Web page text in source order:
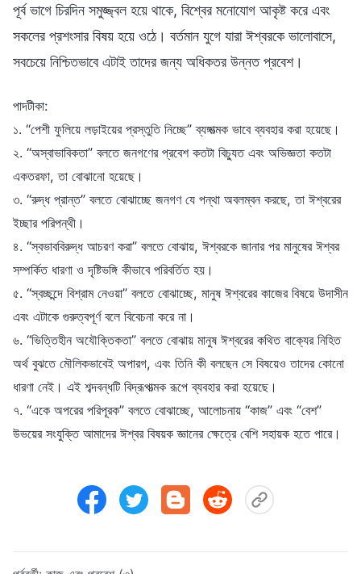
পূর্ব ভাগে চিরদিন সমুজ্জ্বল হয়ে থাকে, বিশ্বের মনোযোগ আকৃষ্ট করে এবং
সকলের প্রশংসার বিষয় হয়ে ওঠে। বর্তমান যুগে যারা ঈশ্বরকে ভালোবাসে,
সবচেয়ে নিশ্চিতভাবে এটাই তাদের জন্য অধিকতর উন্নত প্রবেশ।
পাদটীকা:
১. “পেশী ফুলিয়ে লড়াইয়ের প্রস্তুতি নিচ্ছে” ব্যঙ্গাত্মক ভাবে ব্যবহার করা হয়েছে।
২. “অস্বাভাবিকতা” বলতে জনগণের প্রবেশ কতটা বিচ্যুত এবং অভিজ্ঞতা কতটা
একতরফা, তা বোঝানো হয়েছে।
৩. “রুদ্ধ প্রান্ত” বলতে বোঝাচ্ছে জনগণ যে পন্থা অবলম্বন করছে, তা ঈশ্বরের
ইচ্ছার পরিপন্থী।
৪. “স্বভাববিরুদ্ধ আচরণ করা” বলতে বোঝায়, ঈশ্বরকে জানার পর মানুষের ঈশ্বর
সম্পর্কিত ধারণা ও দৃষ্টিভঙ্গি কীভাবে পরিবর্তিত হয়।
৫. “স্বচ্ছন্দে বিশ্রাম নেওয়া” বলতে বোঝাচ্ছে, মানুষ ঈশ্বরের কাজের বিষয়ে উদাসীন
এবং এটাকে গুরুত্বপূর্ণ বলে বিবেচনা করে না।
৬. “ভিত্তিহীন অযৌক্তিকতা” বলতে বোঝায় মানুষ ঈশ্বরের কথিত বাক্যের নিহিত
অর্থ বুঝতে মৌলিকভাবেই অপারগ, এবং তিনি কী বলছেন সে বিষয়েও তাদের কোনো
ধারণা নেই। এই শব্দবন্ধটি বিদ্রূপাত্মক রূপে ব্যবহার করা হয়েছে।
৭. “একে অপরের পরিপূরক” বলতে বোঝাচ্ছে, আলোচনায় “কাজ” এবং “বেশ”
উভয়ের সংযুক্তি আমাদের ঈশ্বর বিষয়ক জ্ঞানের ক্ষেত্রে বেশি সহায়ক হতে পারে।